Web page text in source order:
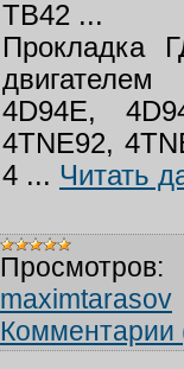
TB42 ...
Прокладка
4D94E,
4TNE92,
4 ... Читать
Просмотров:
maximtarasov
Комментарии